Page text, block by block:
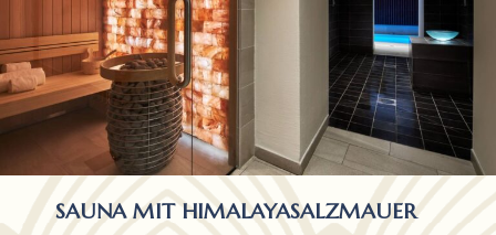
SAUNA MIT HIMALAYASALZMAUER